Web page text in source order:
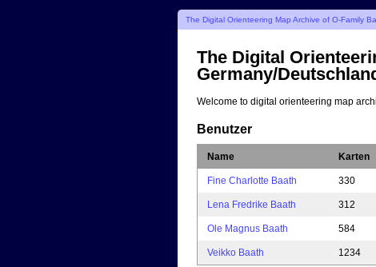
The Digital Orienteering Map Archive of O-Family
The Digital
Germany/
Welcome to digital orienteering map
Benutzer
Name Karten
Fine Charlotte Baath 330
Lena Fredrike Baath 312
Ole Magnus Baath 584
Veikko Baath 1234